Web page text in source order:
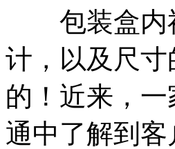
包装盒内衬
计，以及尺
的！近来，
通中了解到